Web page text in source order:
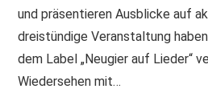
und präsentieren Ausblicke auf
dreistündige Veranstaltung
dem Label „Neugier auf Lieder“
Wiedersehen mit…